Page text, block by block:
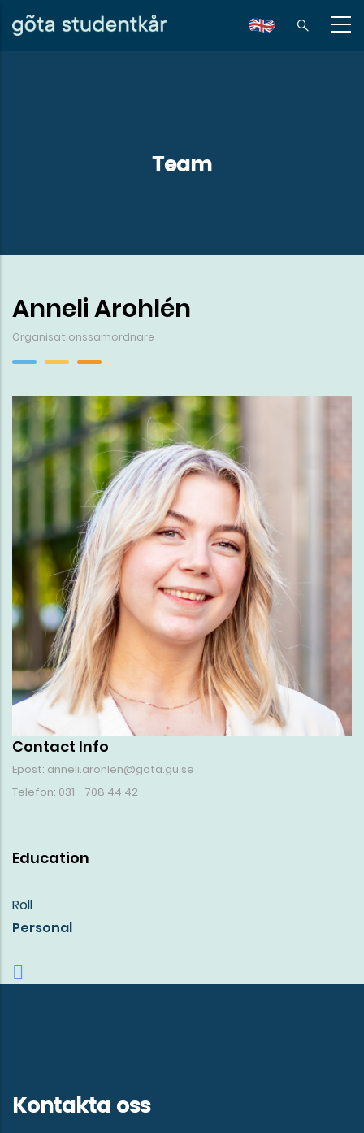
Hoppa
till
en
Team
Anneli Arohlén
Organisationssamordnare
Contact Info
Epost: anneli.arohlen@gota.gu.se
Telefon: 031 - 708 44 42
Education
Roll
Personal
Kontakta oss